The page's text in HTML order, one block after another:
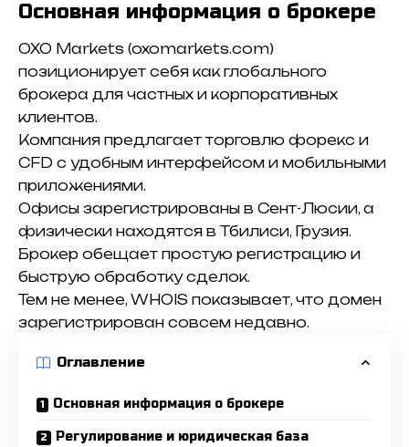
Основная информация о брокере
OXO Markets (oxomarkets.com)
позиционирует себя как глобального
брокера для частных и корпоративных
клиентов.
Компания предлагает торговлю форекс и
CFD с удобным интерфейсом и мобильными
приложениями.
Офисы зарегистрированы в Сент-Люсии, а
физически находятся в Тбилиси, Грузия.
Брокер обещает простую регистрацию и
быструю обработку сделок.
Тем не менее, WHOIS показывает, что домен
зарегистрирован совсем недавно.
Оглавление
Основная информация о брокере
Регулирование и юридическая база